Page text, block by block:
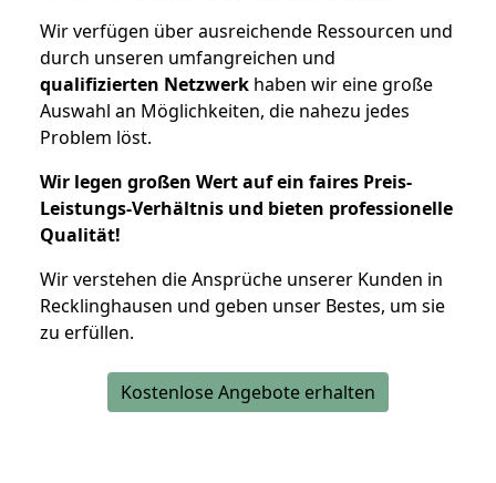
Wir verfügen über ausreichende Ressourcen und
durch unseren umfangreichen und
qualifizierten Netzwerk haben wir eine große
Auswahl an Möglichkeiten, die nahezu jedes
Problem löst.
Wir legen großen Wert auf ein faires Preis-
Leistungs-Verhältnis und bieten professionelle
Qualität!
Wir verstehen die Ansprüche unserer Kunden in
Recklinghausen und geben unser Bestes, um sie
zu erfüllen.
Kostenlose Angebote erhalten